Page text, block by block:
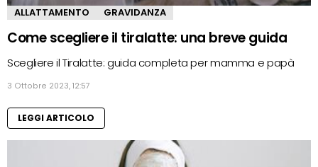
ALLATTAMENTO GRAVIDANZA
Come scegliere il tiralatte: una breve guida
Scegliere il Tiralatte: guida completa per mamma e papà
3 Ottobre 2023, 12:57
LEGGI ARTICOLO